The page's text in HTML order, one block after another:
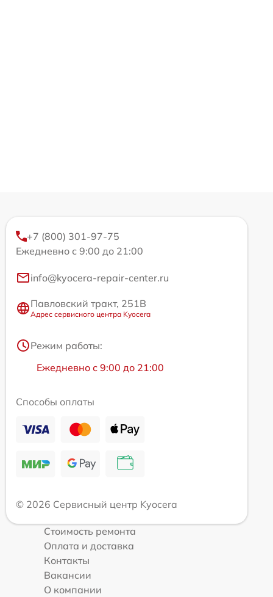
+7 (800) 301-97-75
Ежедневно с 9:00 до 21:00
info@kyocera-repair-center.ru
Павловский тракт, 251В
Адрес сервисного центра Kyocera
Режим работы:
Ежедневно с 9:00 до 21:00
Способы оплаты
© 2026 Сервисный центр Kyocera
Стоимость ремонта
Оплата и доставка
Контакты
Вакансии
О компании